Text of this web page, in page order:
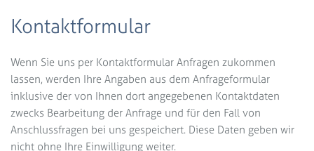
Kontaktformular
Wenn Sie uns per Kontaktformular Anfragen zukommen
lassen, werden Ihre Angaben aus dem Anfrageformular
inklusive der von Ihnen dort angegebenen Kontaktdaten
zwecks Bearbeitung der Anfrage und für den Fall von
Anschlussfragen bei uns gespeichert. Diese Daten geben wir
nicht ohne Ihre Einwilligung weiter.